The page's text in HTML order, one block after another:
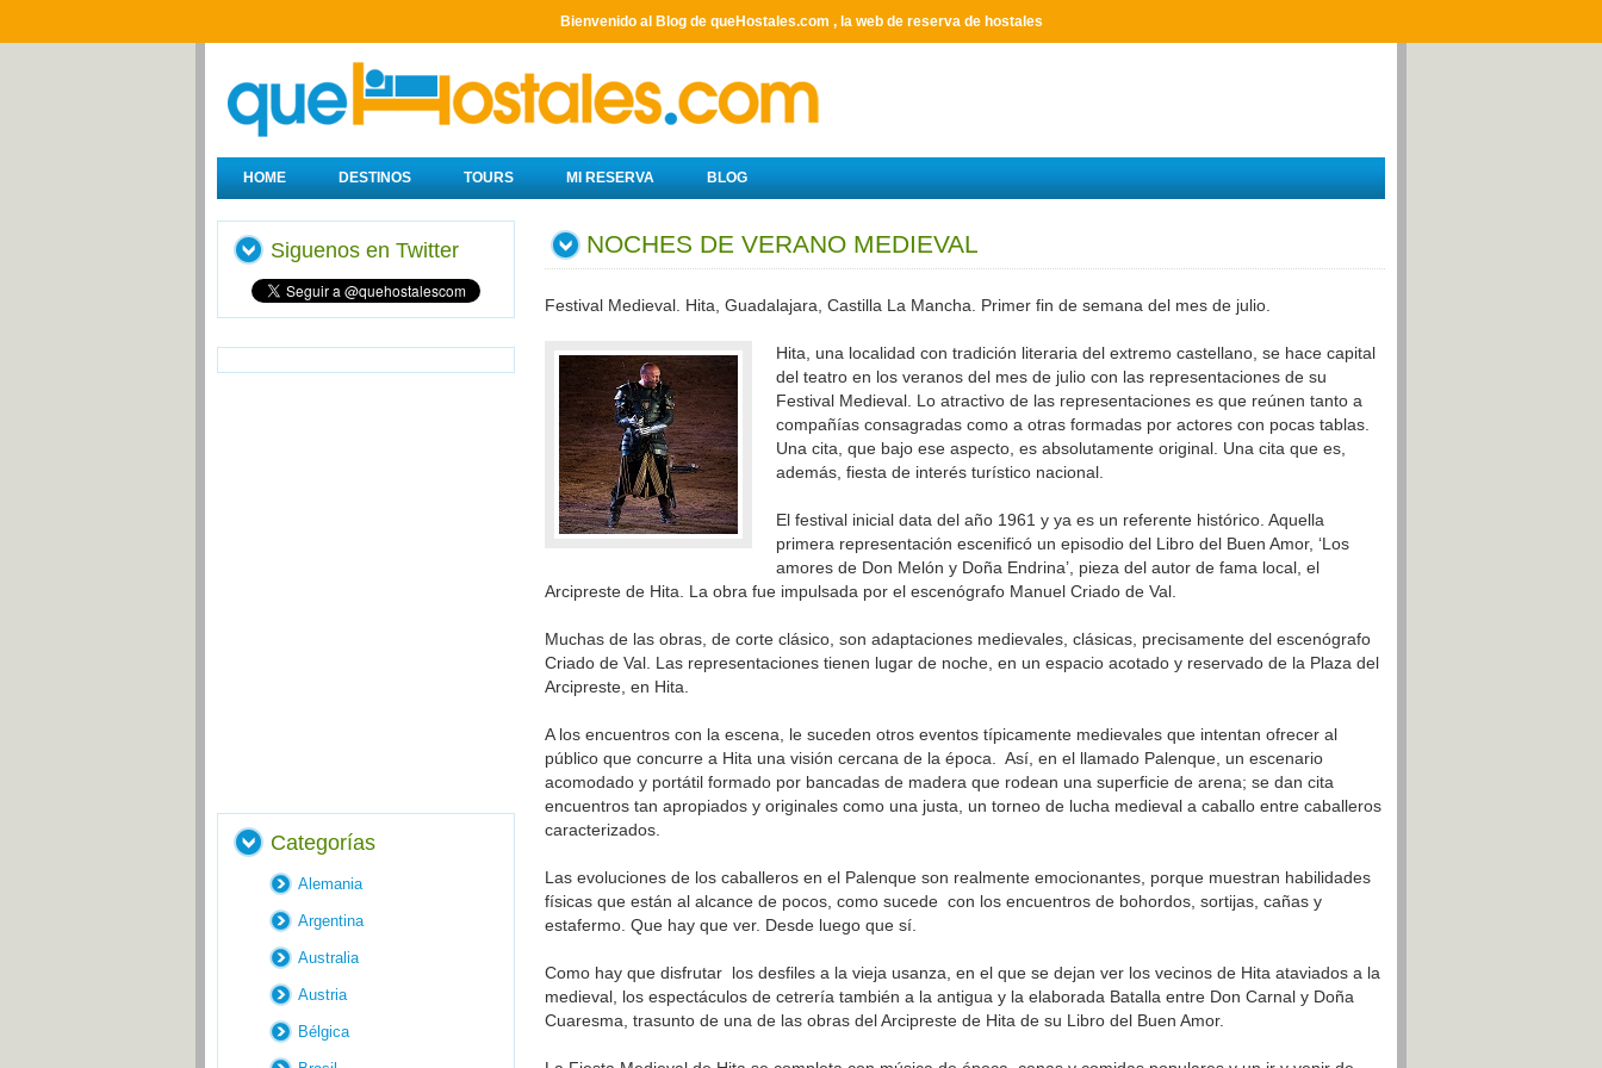
Bienvenido al Blog de queHostales.com , la web de reserva de hostales
HOME DESTINOS TOURS MI RESERVA BLOG
NOCHES DE VERANO MEDIEVAL
Festival Medieval. Hita, Guadalajara, Castilla La Mancha. Primer fin de semana del mes de julio.
Hita, una localidad con tradición literaria del extremo castellano, se hace capital
del teatro en los veranos del mes de julio con las representaciones de su
Festival Medieval. Lo atractivo de las representaciones es que reúnen tanto a
compañías consagradas como a otras formadas por actores con pocas tablas.
Una cita, que bajo ese aspecto, es absolutamente original. Una cita que es,
además, fiesta de interés turístico nacional.
El festival inicial data del año 1961 y ya es un referente histórico. Aquella
primera representación escenificó un episodio del Libro del Buen Amor, ‘Los
amores de Don Melón y Doña Endrina’, pieza del autor de fama local, el
Arcipreste de Hita. La obra fue impulsada por el escenógrafo Manuel Criado de Val.
Muchas de las obras, de corte clásico, son adaptaciones medievales, clásicas, precisamente del escenógrafo
Criado de Val. Las representaciones tienen lugar de noche, en un espacio acotado y reservado de la Plaza del
Arcipreste, en Hita.
A los encuentros con la escena, le suceden otros eventos típicamente medievales que intentan ofrecer al
público que concurre a Hita una visión cercana de la época. Así, en el llamado Palenque, un escenario
acomodado y portátil formado por bancadas de madera que rodean una superficie de arena; se dan cita
encuentros tan apropiados y originales como una justa, un torneo de lucha medieval a caballo entre caballeros
caracterizados.
Las evoluciones de los caballeros en el Palenque son realmente emocionantes, porque muestran habilidades
físicas que están al alcance de pocos, como sucede con los encuentros de bohordos, sortijas, cañas y
estafermo. Que hay que ver. Desde luego que sí.
Como hay que disfrutar los desfiles a la vieja usanza, en el que se dejan ver los vecinos de Hita ataviados a la
medieval, los espectáculos de cetrería también a la antigua y la elaborada Batalla entre Don Carnal y Doña
Cuaresma, trasunto de una de las obras del Arcipreste de Hita de su Libro del Buen Amor.
Siguenos en Twitter
Categorías
Alemania
Argentina
Australia
Austria
Bélgica